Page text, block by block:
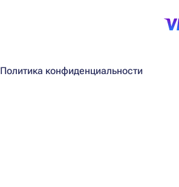
Политика конфиденциальности